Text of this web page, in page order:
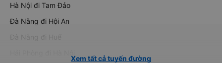
Hà Nội đi Tam Đảo
Đà Nẵng đi Hội An
Đà Nẵng đi Huế
Xem tất cả tuyến đường